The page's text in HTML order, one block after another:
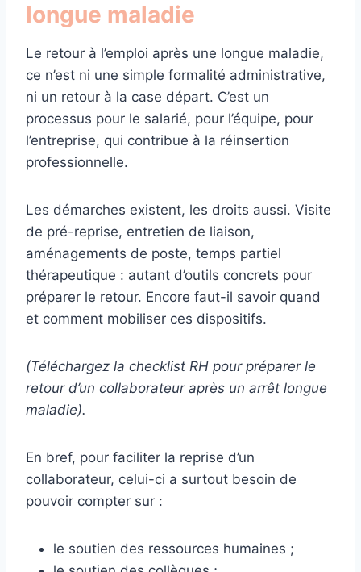
longue maladie
Le retour à l’emploi après une longue maladie,
ce n’est ni une simple formalité administrative,
ni un retour à la case départ. C’est un
processus pour le salarié, pour l’équipe, pour
l’entreprise, qui contribue à la réinsertion
professionnelle.
Les démarches existent, les droits aussi. Visite
de pré-reprise, entretien de liaison,
aménagements de poste, temps partiel
thérapeutique : autant d’outils concrets pour
préparer le retour. Encore faut-il savoir quand
et comment mobiliser ces dispositifs.
(Téléchargez la checklist RH pour préparer le
retour d’un collaborateur après un arrêt longue
maladie).
En bref, pour faciliter la reprise d’un
collaborateur, celui-ci a surtout besoin de
pouvoir compter sur :
le soutien des ressources humaines ;